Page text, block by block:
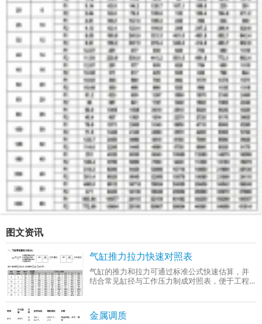
图文资讯
气缸推力拉力快速对照表
气缸的推力和拉力可通过标准公式快速估算，并
结合常见缸径与工作压力制成对照表，便于工程
力0.4–0.6 MPa）整理的‌气缸推力与拉力快
金属调质